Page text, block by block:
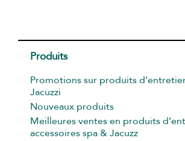
Produits
Promotions sur produits
Jacuzzi
Nouveaux produits
Meilleures ventes en produits
accessoires spa & Jacuzz